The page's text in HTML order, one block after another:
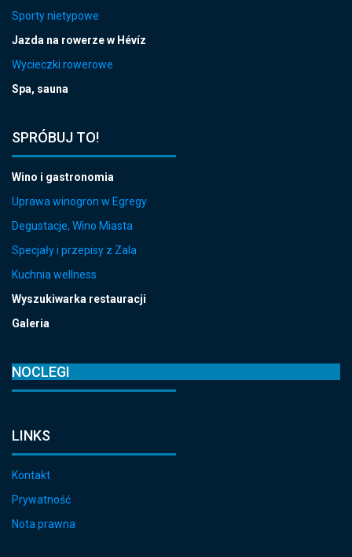
Sporty nietypowe
Jazda na rowerze w Hévíz
Wycieczki rowerowe
Spa, sauna
SPRÓBUJ TO!
Wino i gastronomia
Uprawa winogron w Egregy
Degustacje, Wino Miasta
Specjały i przepisy z Zala
Kuchnia wellness
Wyszukiwarka restauracji
Galeria
NOCLEGI
LINKS
Kontakt
Prywatność
Nota prawna